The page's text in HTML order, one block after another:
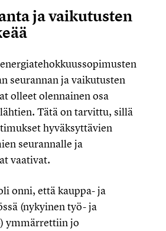
ja vaikutusten
seurannan ja vaikutusten
olleet olennainen osa
Tätä on tarvittu, sillä
hyväksyttävien
seurannalle ja
vaativat.
onni, että kauppa- ja
(nykyinen työ- ja
ymmärrettiin jo